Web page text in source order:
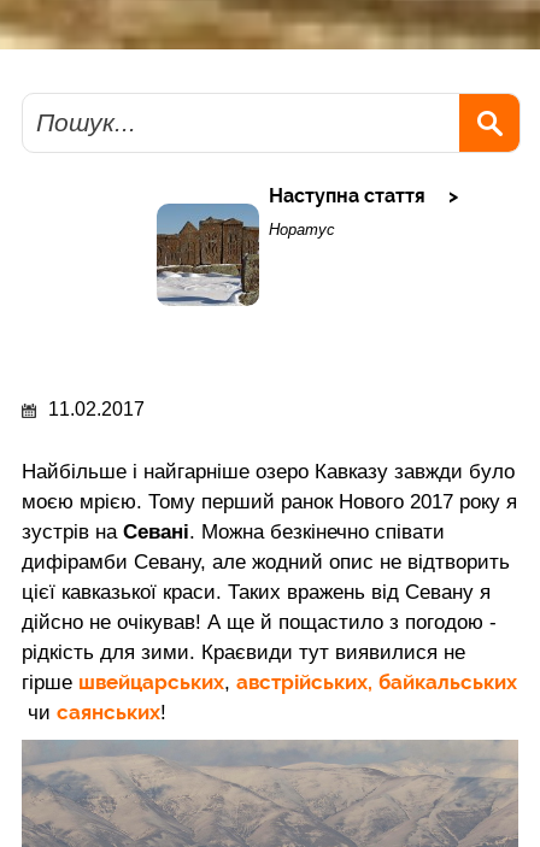
Пошук
Наступна стаття
Норатус
11.02.2017
Найбільше і найгарніше озеро Кавказу завжди було
моєю мрією. Тому перший ранок Нового 2017 року я
зустрів на Севані. Можна безкінечно співати
дифірамби Севану, але жодний опис не відтворить
цієї кавказької краси. Таких вражень від Севану я
дійсно не очікував! А ще й пощастило з погодою -
рідкість для зими. Краєвиди тут виявилися не
гірше швейцарських, австрійських, байкальських
чи саянських!